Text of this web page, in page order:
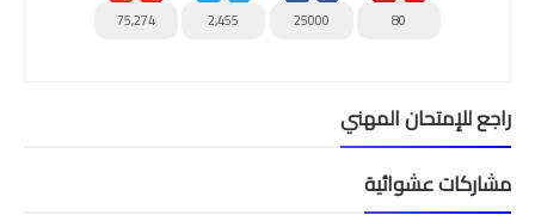
80
25000
2,455
75,274
راجع للإمتحان المهني
مشاركات عشوائية